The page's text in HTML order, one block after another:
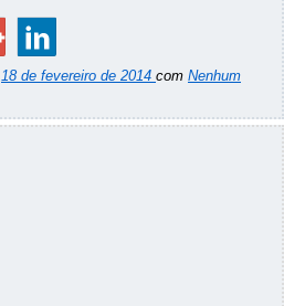
18 de fevereiro de 2014 com Nenhum